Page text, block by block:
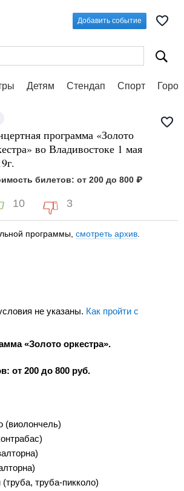
Добавить событие
Детям Стендап Спорт
программа «Золото
во Владивостоке 1 мая
билетов: от 200 до 800 ₽
10 3
программы, смотреть архив
не указаны. Как пройти с
«Золото оркестра».
от 200 до 800 руб.
(виолончель)
труба-пикколо)